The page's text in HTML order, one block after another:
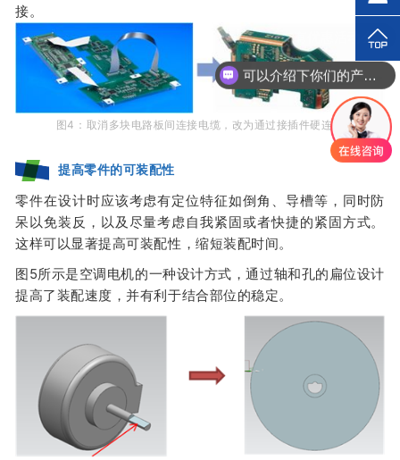
接。
图4 ： 取消多块电路板间连接电缆，改为通过接插件硬连接
提高零件的可装配性
零件在设计时应该考虑有定位特征如倒角、导槽等，同时防
呆以免装反，以及尽量考虑自我紧固或者快捷的紧固方式。
这样可以显著提高可装配性，缩短装配时间。
图5所示是空调电机的一种设计方式，通过轴和孔的扁位设计
提高了装配速度，并有利于结合部位的稳定。
可以介绍下你们的产品么？